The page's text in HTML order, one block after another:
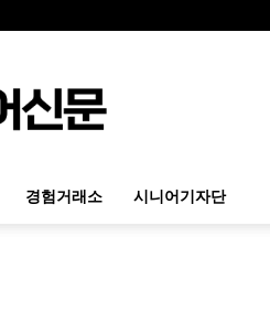
경험거래소 시니어기자단